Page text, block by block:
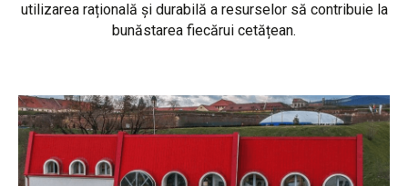
utilizarea rațională și durabilă a resurselor să contribuie la
bunăstarea fiecărui cetățean.